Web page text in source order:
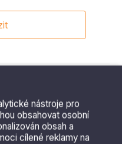
nástroje pro
obsahovat osobní
obsah a
cílené reklamy na